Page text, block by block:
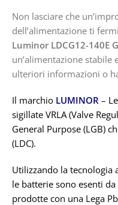
Non lasciare che
dell’alimentazione ti
Luminor LDCG12-140E
un’alimentazione stabile
ulteriori informazioni o
Il marchio LUMINOR –
sigillate VRLA (Valve
General Purpose (LGB)
(LDC).
Utilizzando la tecnologia
le batterie sono esenti
prodotte con una Lega